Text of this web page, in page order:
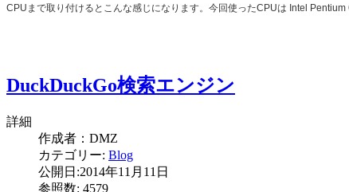
CPUまで取り付けるとこんな感じになります。今回使ったCPUは Intel Pentium
DuckDuckGo検索エンジン
詳細
作成者： DMZ
カテゴリー: Blog
公開日:2014年11月11日
参照数: 4579